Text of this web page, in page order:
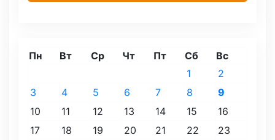
Пн Вт Ср Чт Пт Сб Вс
1
2
3
4 5 6 7 8
9
10
11 12 13 14 15
16
17
18 19 20 21 22
23